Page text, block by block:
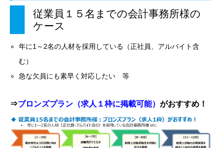
従業員１５名までの会計事務所様の
ケース
年に1～2名の人材を採用している（正社員、アルバイト含
む）
急な欠員にも素早く対応したい 等
⇒ブロンズプラン （求人１枠に掲載可能） がおすすめ！